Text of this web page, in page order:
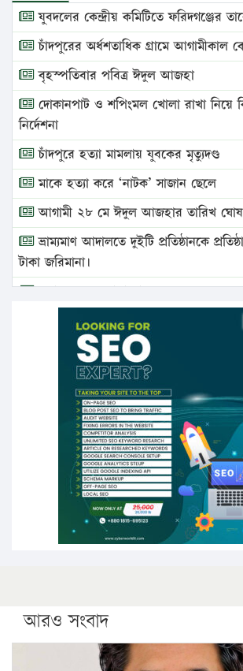
যুবদলের কেন্দ্রীয় কমিটিতে ফরিদগঞ্জের
চাঁদপুরের অর্ধশতাধিক গ্রামে আগামীকাল
বৃহস্পতিবার পবিত্র ঈদুল আজহা
দোকানপাট ও শপিংমল খোলা রাখা নিয়ে
নির্দেশনা
চাঁদপুরে হত্যা মামলায় যুবকের মৃত্যুদণ্ড
মাকে হত্যা করে ‘নাটক’ সাজান ছেলে
আগামী ২৮ মে ঈদুল আজহার তারিখ
ভ্রাম্যমাণ আদালতে দুইটি প্রতিষ্ঠানকে
টাকা জরিমানা।
এবার লঞ্চের ভাড়া বাড়ল
১৭ থেকে ২১ শতাংশ বিদ্যুতের দাম বাড়ানোর
১৬ মে চাঁদপুর ও ২৫ মে ফেনী সফরে যাবেন
উচ্চশিক্ষায় গৌরবময় অর্জন: পূর্ণ স্কলারশিপে
পিএইচডি করছেন কুয়েটের কৃতি…
সারা দেশে বজ্রাঘাতে ১৪ জনের প্রাণহানি
কঠোর হচ্ছে এসএসসি ও এইচএসসি
ফরিদগঞ্জে আগুনে পুড়লো ৬ ব্যবসা
আরও সংবাদ